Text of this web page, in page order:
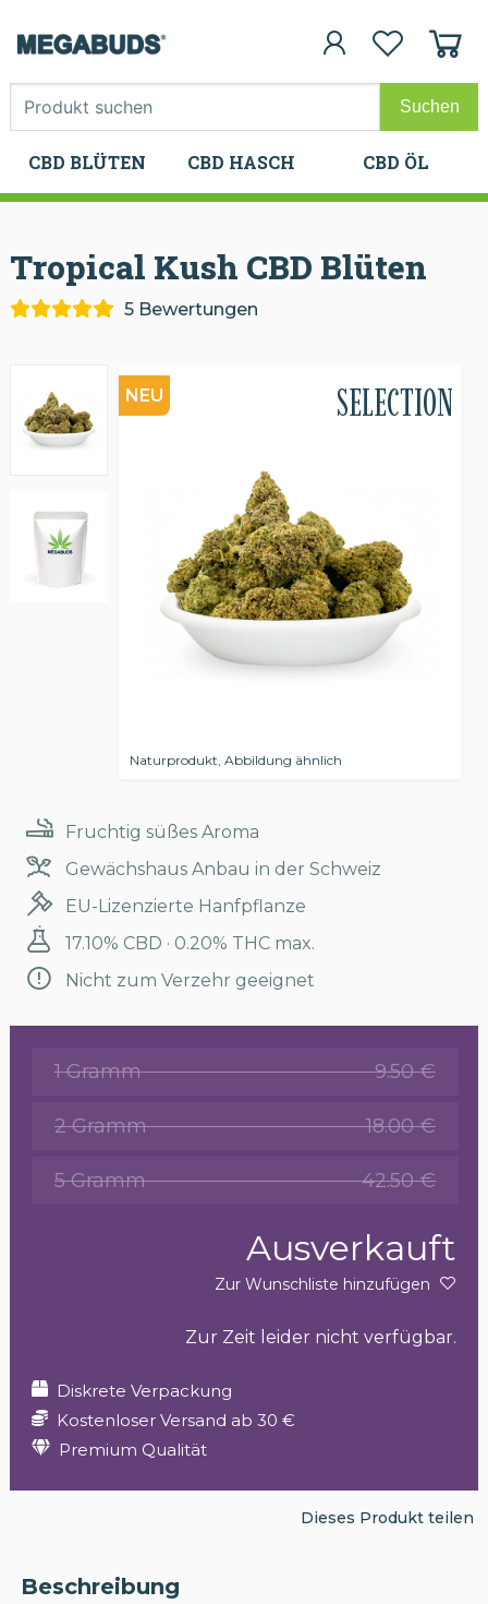
CBD BLÜTEN CBD HASCH CBD ÖL
CBD BLÜTEN CBD HASCH CBD ÖL
Tropical Kush CBD Blüten
5 Bewertungen
NEU SELECTION
Naturprodukt, Abbildung ähnlich
Fruchtig süßes Aroma
Gewächshaus Anbau in der Schweiz
EU-Lizenzierte Hanfpflanze
17.10% CBD · 0.20% THC max.
Nicht zum Verzehr geeignet
1 Gramm 9.50 €
2 Gramm 18.00 €
5 Gramm 42.50 €
Ausverkauft
Zur Wunschliste hinzufügen
Zur Zeit leider nicht verfügbar.
Diskrete Verpackung
Kostenloser Versand ab 30 €
Premium Qualität
Dieses Produkt teilen
Beschreibung